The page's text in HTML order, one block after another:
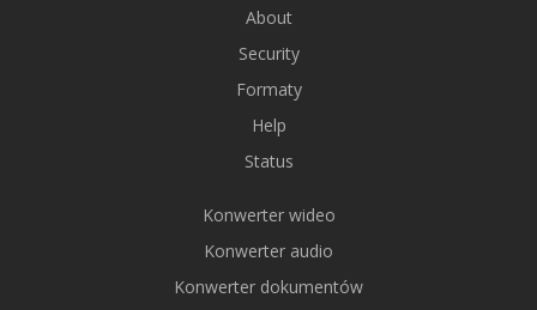
About
Security
Formaty
Help
Status
Konwerter wideo
Konwerter audio
Konwerter dokumentów